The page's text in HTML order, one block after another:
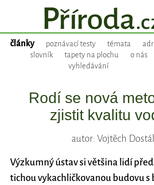
články poznávací testy témata
slovník
tapety na plochu
o nás
vyhledávání
Rodí se nová
zjistit kvalitu
autor: Vojtěch Dostál
Výzkumný ústav si většina lidí
tichou vykachličkovanou budovu s